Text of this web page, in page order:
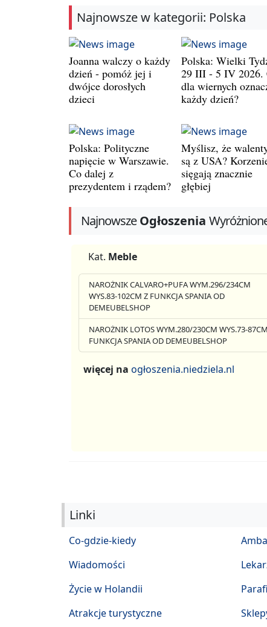
Najnowsze w kategorii: Polska
Joanna walczy o każdy
dzień - pomóż jej i
dwójce dorosłych
dzieci
Polska: Wielki
29 III - 5 IV 2026.
dla wiernych
każdy dzień?
Polska: Polityczne
napięcie w Warszawie.
Co dalej z
prezydentem i rządem?
Myślisz, że
są z USA?
sięgają znacznie
głębiej
NajnowszeOgłoszenia
Kat. Meble
NAROŻNIK CALVARO+PUFA WYM.296/234CM
WYS.83-102CM Z FUNKCJA SPANIA OD
DEMEUBELSHOP
NAROŻNIK LOTOS WYM.280/230CM WYS.73-
FUNKCJA SPANIA OD DEMEUBELSHOP
więcej na ogłoszenia.niedziela.nl
Linki
Co-gdzie-kiedy
Wiadomości
Życie w Holandii
Atrakcje turystyczne